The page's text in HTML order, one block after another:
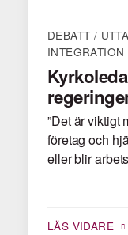
DEBATT /
INTEGRATION
”Det är viktigt
företag och
eller blir
LÄS VIDARE